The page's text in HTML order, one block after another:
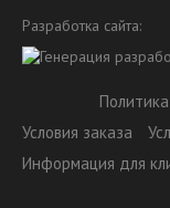
Разработка сайта:
Условия заказа
Информация для